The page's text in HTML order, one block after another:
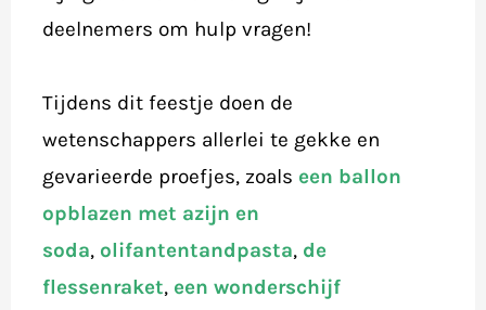
deelnemers om hulp vragen!
Tijdens dit feestje doen de
wetenschappers allerlei te gekke en
gevarieerde proefjes, zoals een ballon
opblazen met azijn en
soda, olifantentandpasta, de
flessenraket, een wonderschijf